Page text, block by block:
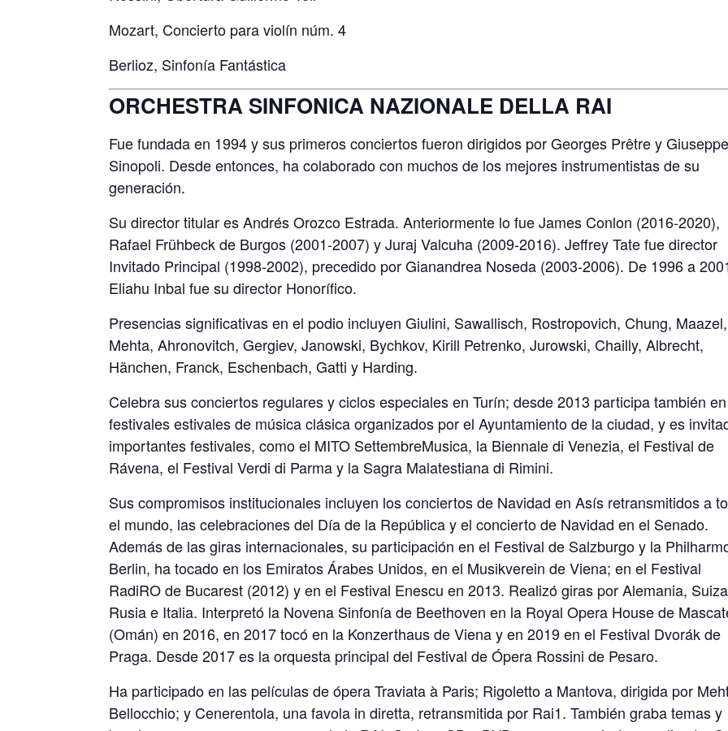
Mozart, Concierto para violín núm. 4
Berlioz, Sinfonía Fantástica
ORCHESTRA SINFONICA NAZIONALE DELLA RAI
Fue fundada en 1994 y sus primeros conciertos fueron dirigidos por Georges Prêtre y Giuseppe
Sinopoli. Desde entonces, ha colaborado con muchos de los mejores instrumentistas de su
generación.
Su director titular es Andrés Orozco Estrada. Anteriormente lo fue James Conlon (2016-2020),
Rafael Frühbeck de Burgos (2001-2007) y Juraj Valcuha (2009-2016). Jeffrey Tate fue director
Invitado Principal (1998-2002), precedido por Gianandrea Noseda (2003-2006). De 1996 a
Eliahu Inbal fue su director Honorífico.
Presencias significativas en el podio incluyen Giulini, Sawallisch, Rostropovich, Chung, Maazel,
Mehta, Ahronovitch, Gergiev, Janowski, Bychkov, Kirill Petrenko, Jurowski, Chailly, Albrecht,
Hänchen, Franck, Eschenbach, Gatti y Harding.
Celebra sus conciertos regulares y ciclos especiales en Turín; desde 2013 participa también
festivales estivales de música clásica organizados por el Ayuntamiento de la ciudad, y es
importantes festivales, como el MITO SettembreMusica, la Biennale di Venezia, el Festival de
Rávena, el Festival Verdi di Parma y la Sagra Malatestiana di Rimini.
Sus compromisos institucionales incluyen los conciertos de Navidad en Asís retransmitidos a
el mundo, las celebraciones del Día de la República y el concierto de Navidad en el Senado.
Además de las giras internacionales, su participación en el Festival de Salzburgo y la
Berlin, ha tocado en los Emiratos Árabes Unidos, en el Musikverein de Viena; en el Festival
RadiRO de Bucarest (2012) y en el Festival Enescu en 2013. Realizó giras por Alemania,
Rusia e Italia. Interpretó la Novena Sinfonía de Beethoven en la Royal Opera House de
(Omán) en 2016, en 2017 tocó en la Konzerthaus de Viena y en 2019 en el Festival Dvorák de
Praga. Desde 2017 es la orquesta principal del Festival de Ópera Rossini de Pesaro.
Ha participado en las películas de ópera Traviata à Paris; Rigoletto a Mantova, dirigida por
Bellocchio; y Cenerentola, una favola in diretta, retransmitida por Rai1. También graba temas y